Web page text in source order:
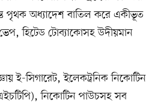
পৃথক অধ্যাদেশ বাতিল করে একীভূত
হিটেড টোব্যাকোসহ উদীয়মান
ই-সিগারেট, ইলেকট্রনিক নিকোটিন
নিকোটিন পাউচসহ সব